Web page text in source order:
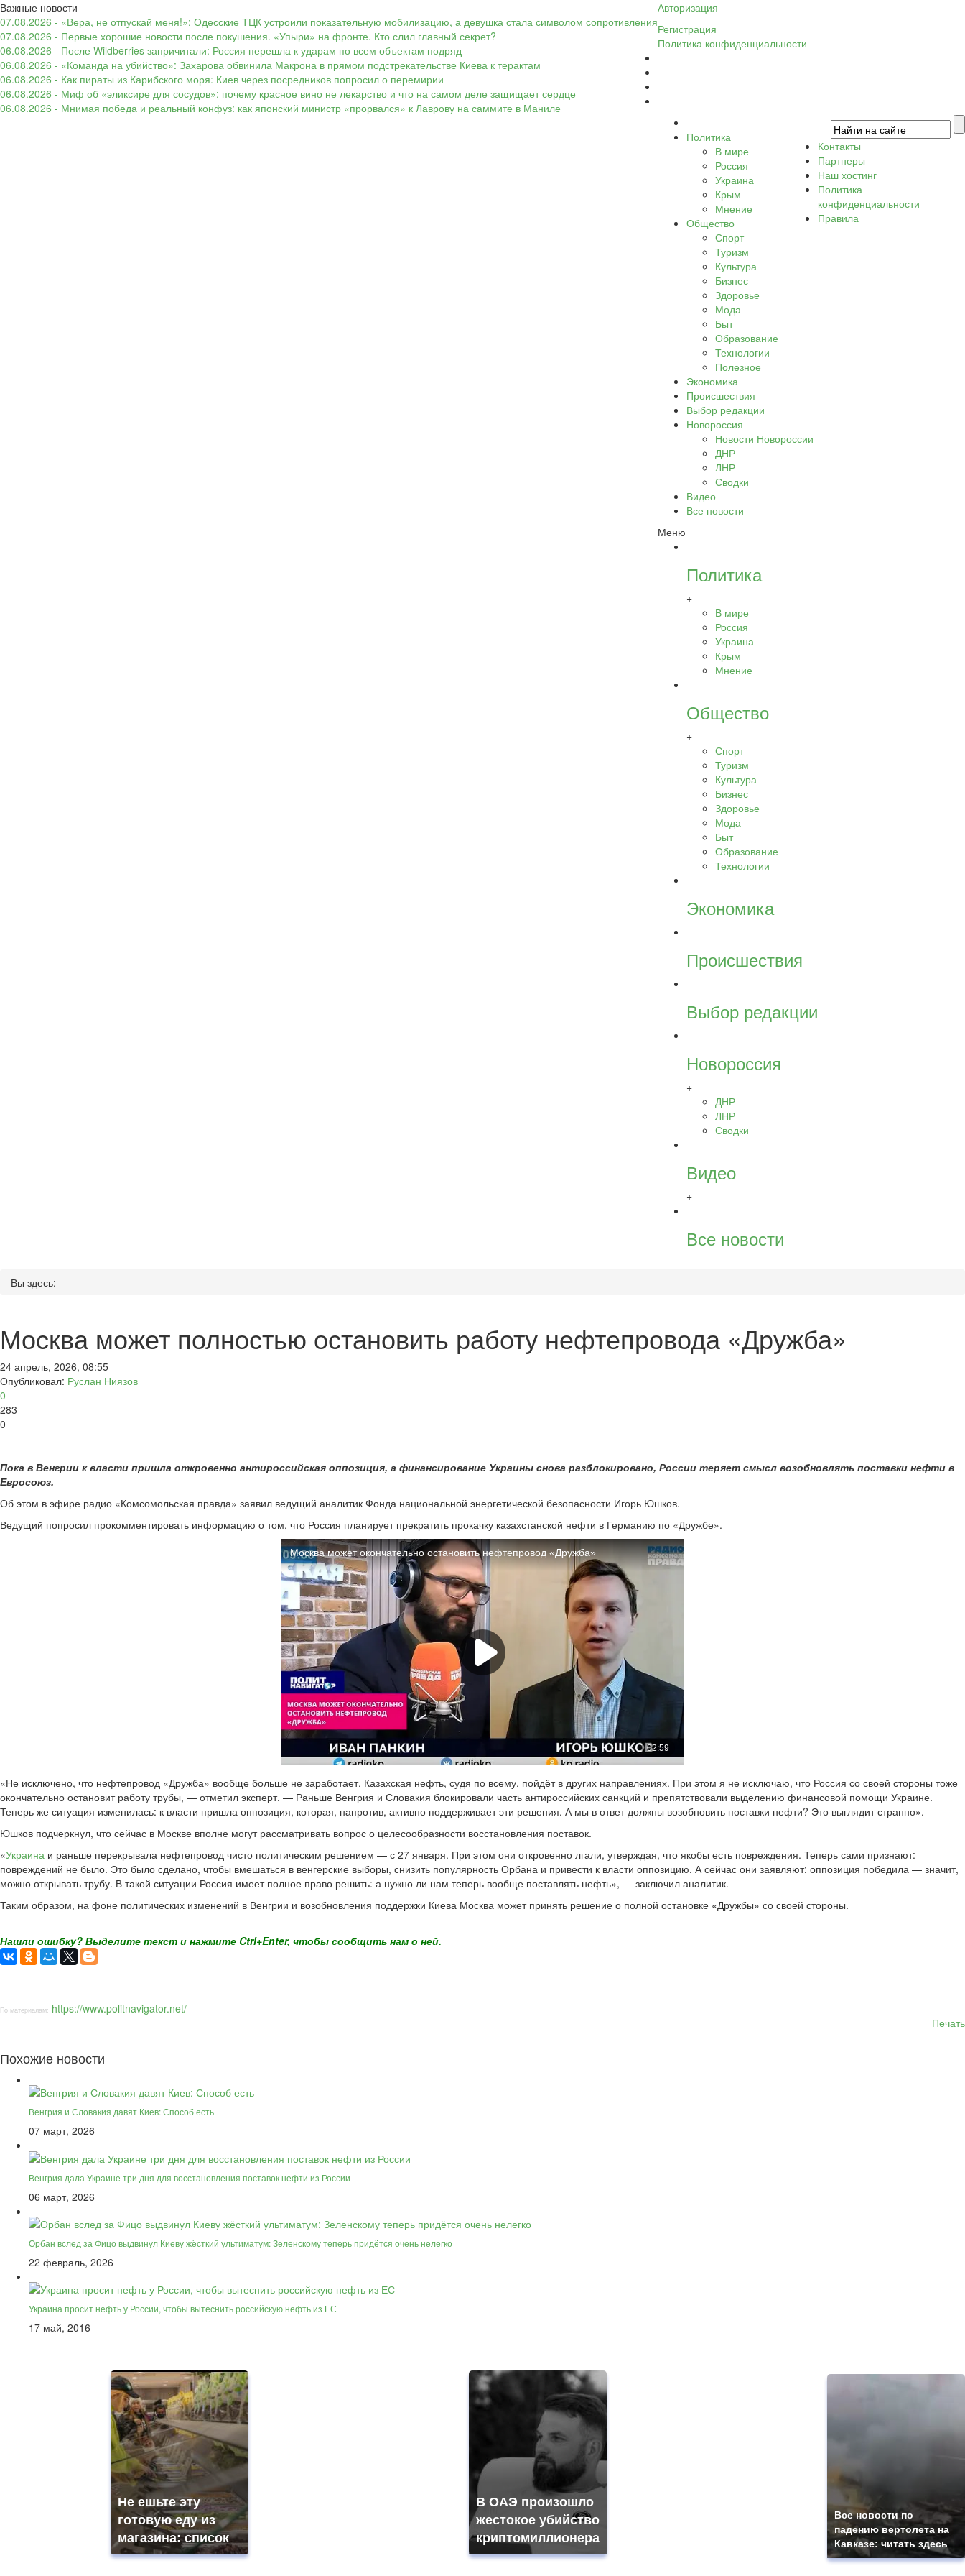
Важные новости
07.08.2026 - «Вера, не отпускай меня!»: Одесские ТЦК устроили показательную мобилизацию, а девушка стала символом сопротивления
07.08.2026 - Первые хорошие новости после покушения. «Упыри» на фронте. Кто слил главный секрет?
06.08.2026 - После Wildberries запричитали: Россия перешла к ударам по всем объектам подряд
06.08.2026 - «Команда на убийство»: Захарова обвинила Макрона в прямом подстрекательстве Киева к терактам
06.08.2026 - Как пираты из Карибского моря: Киев через посредников попросил о перемирии
06.08.2026 - Миф об «эликсире для сосудов»: почему красное вино не лекарство и что на самом деле защищает сердце
06.08.2026 - Мнимая победа и реальный конфуз: как японский министр «прорвался» к Лаврову на саммите в Маниле
Авторизация
Регистрация
Политика конфиденциальности
Политика
В мире
Россия
Украина
Крым
Мнение
Общество
Спорт
Туризм
Культура
Бизнес
Здоровье
Мода
Быт
Образование
Технологии
Полезное
Экономика
Происшествия
Выбор редакции
Новороссия
Новости Новороссии
ДНР
ЛНР
Сводки
Видео
Все новости
Меню
Политика
+
В мире
Россия
Украина
Крым
Мнение
Общество
+
Спорт
Туризм
Культура
Бизнес
Здоровье
Мода
Быт
Образование
Технологии
Экономика
Происшествия
Выбор редакции
Новороссия
+
ДНР
ЛНР
Сводки
Видео
+
Все новости
Контакты
Партнеры
Наш хостинг
Политика
конфиденциальности
Правила
Вы здесь:
Москва может полностью остановить работу нефтепровода «Дружба»
24 апрель, 2026, 08:55
Опубликовал: Руслан Ниязов
0
283
0
Пока в Венгрии к власти пришла откровенно антироссийская оппозиция, а финансирование Украины снова разблокировано, России теряет смысл возобновлять поставки нефти в
Евросоюз.
Об этом в эфире радио «Комсомольская правда» заявил ведущий аналитик Фонда национальной энергетической безопасности Игорь Юшков.
Ведущий попросил прокомментировать информацию о том, что Россия планирует прекратить прокачку казахстанской нефти в Германию по «Дружбе».
«Не исключено, что нефтепровод «Дружба» вообще больше не заработает. Казахская нефть, судя по всему, пойдёт в других направлениях. При этом я не исключаю, что Россия со своей стороны тоже
окончательно остановит работу трубы, — отметил эксперт. — Раньше Венгрия и Словакия блокировали часть антироссийских санкций и препятствовали выделению финансовой помощи Украине.
Теперь же ситуация изменилась: к власти пришла оппозиция, которая, напротив, активно поддерживает эти решения. А мы в ответ должны возобновить поставки нефти? Это выглядит странно».
Юшков подчеркнул, что сейчас в Москве вполне могут рассматривать вопрос о целесообразности восстановления поставок.
«Украина и раньше перекрывала нефтепровод чисто политическим решением — с 27 января. При этом они откровенно лгали, утверждая, что якобы есть повреждения. Теперь сами признают:
повреждений не было. Это было сделано, чтобы вмешаться в венгерские выборы, снизить популярность Орбана и привести к власти оппозицию. А сейчас они заявляют: оппозиция победила — значит,
можно открывать трубу. В такой ситуации Россия имеет полное право решить: а нужно ли нам теперь вообще поставлять нефть», — заключил аналитик.
Таким образом, на фоне политических изменений в Венгрии и возобновления поддержки Киева Москва может принять решение о полной остановке «Дружбы» со своей стороны.
Нашли ошибку? Выделите текст и нажмите Ctrl+Enter, чтобы сообщить нам о ней.
По материалам: https://www.politnavigator.net/
Печать
Похожие новости
Венгрия и Словакия давят Киев: Способ есть
07 март, 2026
Венгрия дала Украине три дня для восстановления поставок нефти из России
06 март, 2026
Орбан вслед за Фицо выдвинул Киеву жёсткий ультиматум: Зеленскому теперь придётся очень нелегко
22 февраль, 2026
Украина просит нефть у России, чтобы вытеснить российскую нефть из ЕС
17 май, 2016
Не ешьте эту
готовую еду из
магазина: список
В ОАЭ произошло
жестокое убийство
криптомиллионера
Все новости по
падению вертолета на
Кавказе: читать здесь